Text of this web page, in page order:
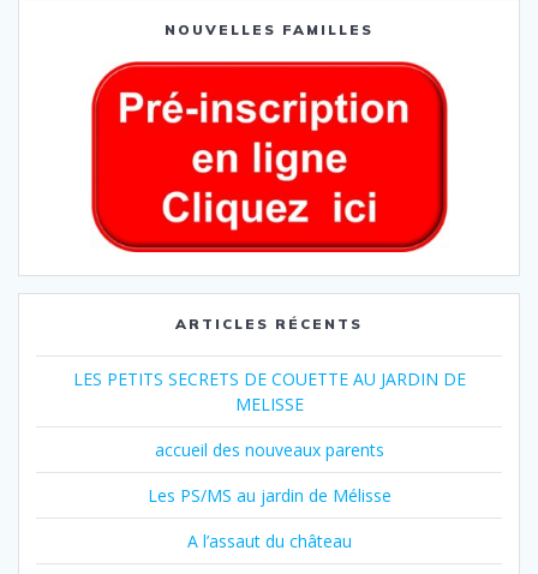
NOUVELLES FAMILLES
ARTICLES RÉCENTS
LES PETITS SECRETS DE COUETTE AU JARDIN DE
MELISSE
accueil des nouveaux parents
Les PS/MS au jardin de Mélisse
A l’assaut du château